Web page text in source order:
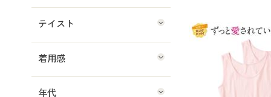
テイスト
着用感
年代